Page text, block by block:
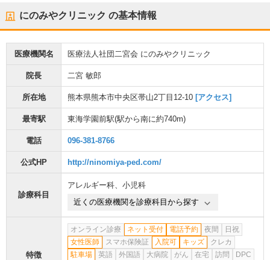
にのみやクリニック の基本情報
医療機関名 医療法人社団二宮会 にのみやクリニック
院長 二宮 敏郎
所在地 熊本県熊本市中央区帯山2丁目12-10 [アクセス]
最寄駅 東海学園前駅(駅から南に約740m)
電話 096-381-8766
公式HP http://ninomiya-ped.com/
診療科目
アレルギー科、 小児科
近くの医療機関を診療科目から探す
特徴
オンライン診療 ネット受付 電話予約 夜間
日祝
女性医師
スマホ保険証 入院可 キッズ
クレカ
駐車場
英語 外国語 大病院 がん 在宅 訪問
DPC